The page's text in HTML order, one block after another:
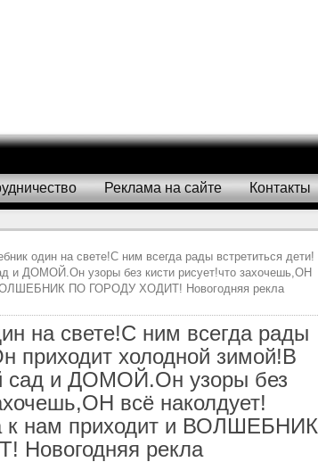
Реклама на сайте Контакты
один на свете!С ним всегда рады встретиться дети!
и ДОМОЙ.Он узоры без кисти рисует!что захочешь,ОН
ПО ГОРОДУ ХОДИТ! Новогодняя рекла
на свете!С ним всегда рады
приходит холодной зимой!В
сад и ДОМОЙ.Он узоры без
всё наколдует!
нам приходит и ВОЛШЕБНИК
рекла